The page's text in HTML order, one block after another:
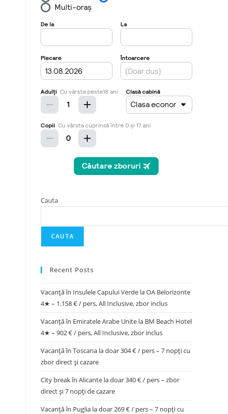
Cauta
CAUTA
Recent Posts
Vacanță în Insulele Capului Verde la OA Belorizonte
4★ – 1.158 € / pers, All Inclusive, zbor inclus
Vacanță în Emiratele Arabe Unite la BM Beach Hotel
4★ – 902 € / pers, All Inclusive, zbor inclus
Vacanță în Toscana la doar 304 € / pers – 7 nopți cu
zbor direct și cazare
City break în Alicante la doar 340 € / pers – zbor
direct și 7 nopți de cazare
Vacanță în Puglia la doar 269 € / pers – 7 nopți cu